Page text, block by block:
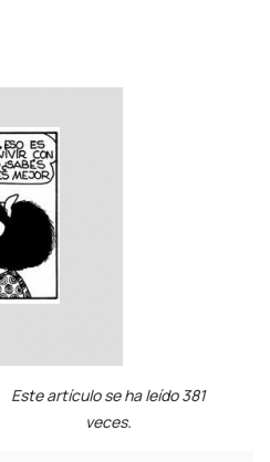
Este artículo se ha leído 381
veces.